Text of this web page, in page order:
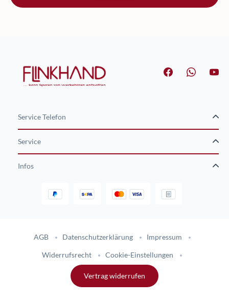
Service Telefon
Service
Infos
AGB Datenschutzerklärung Impressum
Widerrufsrecht Cookie-Einstellungen
Vertrag widerrufen
Gestaltung und Umsetzung des Online-Shops flinkhand-shop.de